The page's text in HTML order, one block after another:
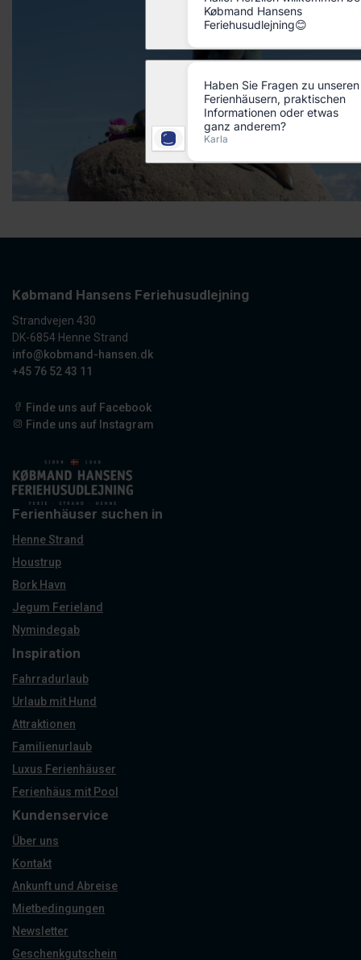
Købmand Hansens Feriehusudlejning
Strandvejen 430
DK-6854 Henne Strand
info@kobmand-hansen.dk
+45 76 52 43 11
Finde uns auf Facebook
Finde uns auf Instagram
Ferienhäuser suchen in
Henne Strand
Houstrup
Bork Havn
Jegum Ferieland
Nymindegab
Inspiration
Fahrradurlaub
Urlaub mit Hund
Attraktionen
Familienurlaub
Luxus Ferienhäuser
Ferienhäus mit Pool
Kundenservice
Über uns
Kontakt
Ankunft und Abreise
Mietbedingungen
Newsletter
Geschenkgutschein